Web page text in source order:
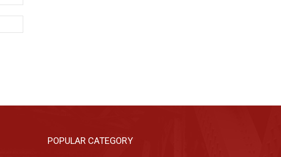
POPULAR CATEGORY